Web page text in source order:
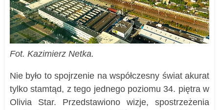
Fot. Kazimierz Netka.
Nie było to spojrzenie na współczesny świat akurat
tylko stamtąd, z tego jednego poziomu 34. piętra w
Olivia Star. Przedstawiono wizje, spostrzeżenia